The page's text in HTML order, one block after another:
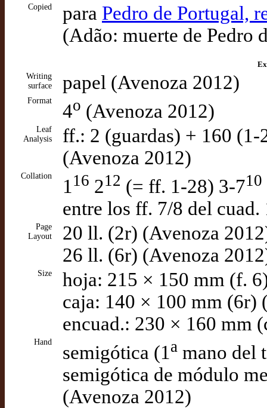
Copied para Pedro de Portugal,
(Adão: muerte de Pedro
Writing
surface
papel (Avenoza 2012)
Format 4o (Avenoza 2012)
Leaf
Analysis
ff.: 2 (guardas) + 160
(Avenoza 2012)
Collation 1 16 212 (= ff. 1-28) 3-710
entre los ff. 7/8 del
Page
Layout
20 ll. (2r) (Avenoza
26 ll. (6r) (Avenoza
Size
hoja: 215 × 150 mm (f.
caja: 140 × 100 mm (6r)
encuad.: 230 × 160 mm
Hand semigótica (1 a mano del
semigótica de módulo
(Avenoza 2012)